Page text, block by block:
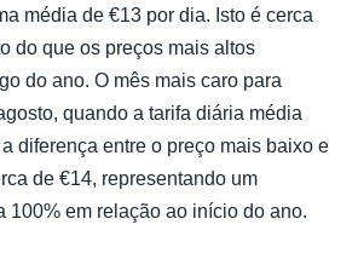
média de €13 por dia. Isto é cerca
do que os preços mais altos
do ano. O mês mais caro para
quando a tarifa diária média
diferença entre o preço mais baixo e
de €14, representando um
100% em relação ao início do ano.